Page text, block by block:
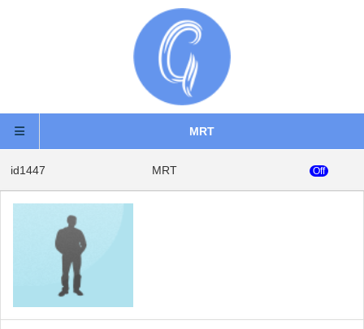
MRT
id1447 MRT Off